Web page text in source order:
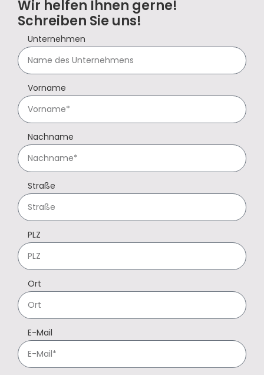
Wir helfen Ihnen gerne!
Schreiben Sie uns!
Unternehmen
Vorname
Nachname
Straße
PLZ
Ort
E-Mail